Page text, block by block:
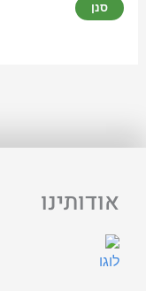
סנן
אודותינו